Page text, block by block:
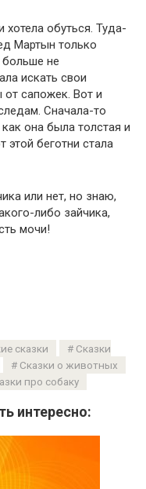
обуться. Туда-
Мартын только
не
искать свои
от сапожек. Вот и
Сначала-то
она была толстая и
этой беготни стала
или нет, но знаю,
либо зайчика,
мочи!
сказки
Сказки
Сказки о животных
про собаку
интересно: